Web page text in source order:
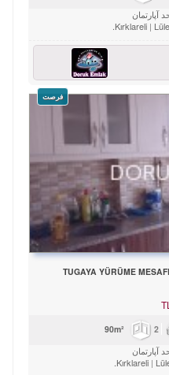
آپارتمان
Kırklareli
فرصت
TUGAYA YÜRÜME
TL
2
آپارتمان
Kırklareli